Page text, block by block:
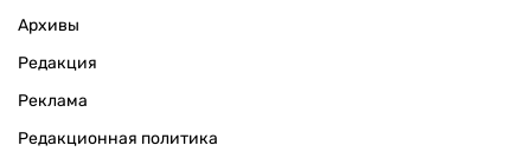
Архивы
Редакция
Реклама
Редакционная политика